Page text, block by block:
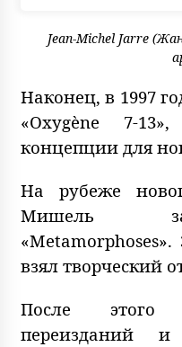
Jean-Michel Jarre
Наконец, в 1997
«Oxygène 7-
концепции для
На рубеже
Мишель
взял творческий
После этого
переизданий